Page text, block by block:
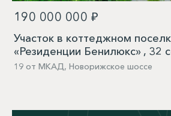
190 000 000 ₽
Участок в коттеджном
«Резиденции Бенилюкс» , 32
19 от МКАД, Новорижское шоссе